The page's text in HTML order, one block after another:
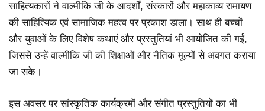
साहित्यकारों ने वाल्मीकि जी के आदर्शों, संस्कारों और महाकाव्य रामायण
की साहित्यिक एवं सामाजिक महत्व पर प्रकाश डाला। साथ ही बच्चों
और युवाओं के लिए विशेष कथाएं और प्रस्तुतियां भी आयोजित की गईं,
जिससे उन्हें वाल्मीकि जी की शिक्षाओं और नैतिक मूल्यों से अवगत कराया
जा सके।
इस अवसर पर सांस्कृतिक कार्यक्रमों और संगीत प्रस्तुतियों का भी